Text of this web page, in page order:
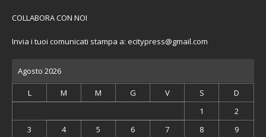
COLLABORA CON NOI
Invia i tuoi comunicati stampa a: ecitypress@gmail.com
Agosto 2026
L M M G V S
D
1
2
3
4 5 6 7 8 9